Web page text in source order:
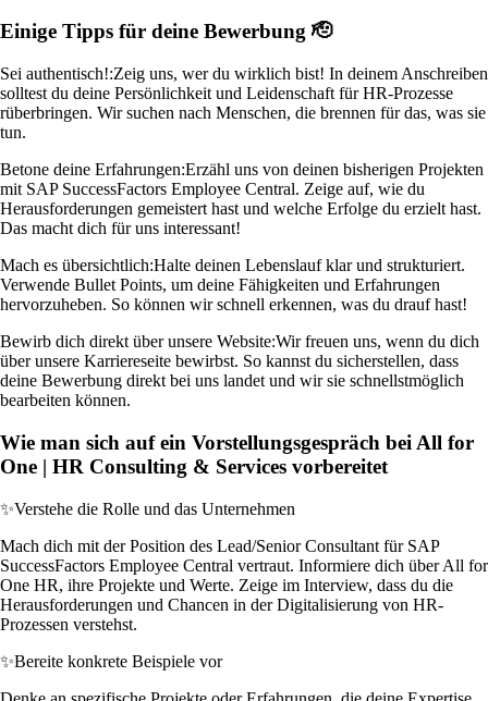
Einige Tipps für deine Bewerbung 🫡
Sei authentisch!:Zeig uns, wer du wirklich bist! In deinem Anschreiben
solltest du deine Persönlichkeit und Leidenschaft für HR-Prozesse
rüberbringen. Wir suchen nach Menschen, die brennen für das, was sie
tun.
Betone deine Erfahrungen:Erzähl uns von deinen bisherigen Projekten
mit SAP SuccessFactors Employee Central. Zeige auf, wie du
Herausforderungen gemeistert hast und welche Erfolge du erzielt hast.
Das macht dich für uns interessant!
Mach es übersichtlich:Halte deinen Lebenslauf klar und strukturiert.
Verwende Bullet Points, um deine Fähigkeiten und Erfahrungen
hervorzuheben. So können wir schnell erkennen, was du drauf hast!
Bewirb dich direkt über unsere Website:Wir freuen uns, wenn du dich
über unsere Karriereseite bewirbst. So kannst du sicherstellen, dass
deine Bewerbung direkt bei uns landet und wir sie schnellstmöglich
bearbeiten können.
Wie man sich auf ein Vorstellungsgespräch bei All for
One | HR Consulting & Services vorbereitet
✨Verstehe die Rolle und das Unternehmen
Mach dich mit der Position des Lead/Senior Consultant für SAP
SuccessFactors Employee Central vertraut. Informiere dich über All for
One HR, ihre Projekte und Werte. Zeige im Interview, dass du die
Herausforderungen und Chancen in der Digitalisierung von HR-
Prozessen verstehst.
✨Bereite konkrete Beispiele vor